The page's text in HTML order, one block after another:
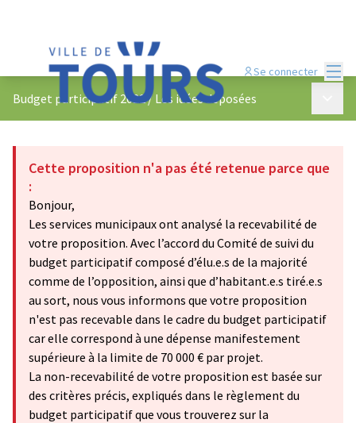
Se connecter
Budget participatif 2022/ Les idées déposées
Cette proposition n'a pas été retenue parce que
:
Bonjour,
Les services municipaux ont analysé la recevabilité de
votre proposition. Avec l’accord du Comité de suivi du
budget participatif composé d’élu.e.s de la majorité
comme de l’opposition, ainsi que d’habitant.e.s tiré.e.s
au sort, nous vous informons que votre proposition
n'est pas recevable dans le cadre du budget participatif
car elle correspond à une dépense manifestement
supérieure à la limite de 70 000 € par projet.
La non-recevabilité de votre proposition est basée sur
des critères précis, expliqués dans le règlement du
budget participatif que vous trouverez sur la